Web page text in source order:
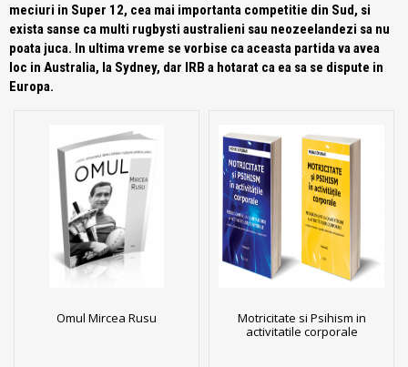
meciuri in Super 12, cea mai importanta competitie din Sud, si
exista sanse ca multi rugbysti australieni sau neozeelandezi sa nu
poata juca. In ultima vreme se vorbise ca aceasta partida va avea
loc in Australia, la Sydney, dar IRB a hotarat ca ea sa se dispute in
Europa.
Omul Mircea Rusu
Motricitate si Psihism in
activitatile corporale